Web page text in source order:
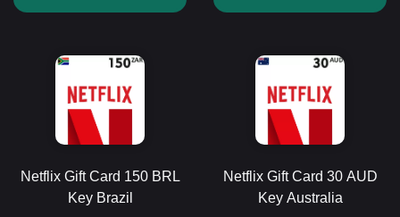
Netflix Gift Card 150 BRL
Key Brazil
Netflix Gift Card 30 AUD
Key Australia